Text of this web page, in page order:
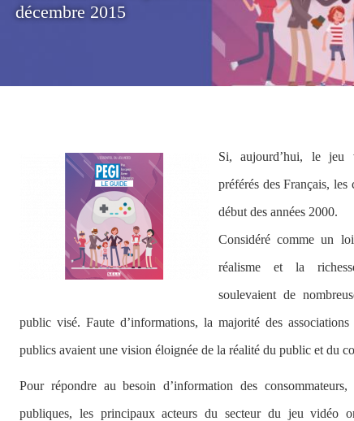
décembre 2015
Si, aujourd’hui, le jeu
préférés des Français, les
début des années 2000.
Considéré comme un
réalisme et la
soulevaient de
public visé. Faute d’informations, la majorité des
publics avaient une vision éloignée de la réalité du public et du
Pour répondre au besoin d’information des
publiques, les principaux acteurs du secteur du jeu vidéo